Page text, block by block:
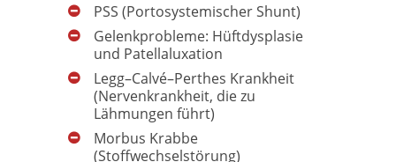
PSS (Portosystemischer Shunt)
Gelenkprobleme: Hüftdysplasie
und Patellaluxation
Legg–Calvé–Perthes Krankheit
(Nervenkrankheit, die zu
Lähmungen führt)
Morbus Krabbe
(Stoffwechselstörung)